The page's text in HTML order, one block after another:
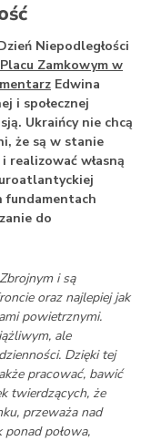
Niepodległości
Zamkowym w
Edwina
i społecznej
Ukraińcy nie chcą
że są w stanie
realizować własną
fundamentach
do
i są
oraz najlepiej jak
powietrznymi.
ale
Dzięki tej
pracować, bawić
twierdzących, że
przeważa nad
połowa,